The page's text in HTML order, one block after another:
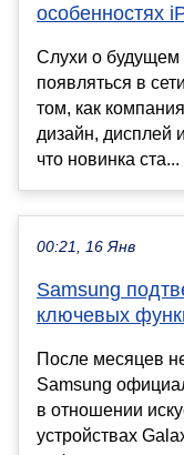
особенностях
Слухи о будущем
появляться в
том, как
дизайн, дисплей
что новинка ста...
00:21, 16 Янв
Samsung
ключевых
После месяцев
Samsung
в отношении
устройствах